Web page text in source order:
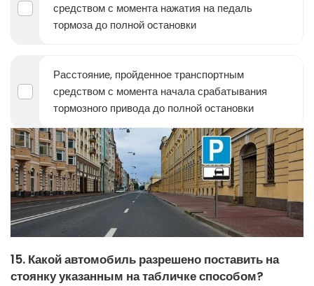
средством с момента нажатия на педаль
тормоза до полной остановки
Расстояние, пройденное транспортным
средством с момента начала срабатывания
тормозного привода до полной остановки
15. Какой автомобиль разрешено поставить на
стоянку указанным на табличке способом?